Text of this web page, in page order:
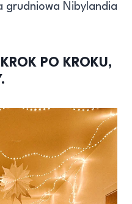
grudniowa Nibylandia
PO KROKU,